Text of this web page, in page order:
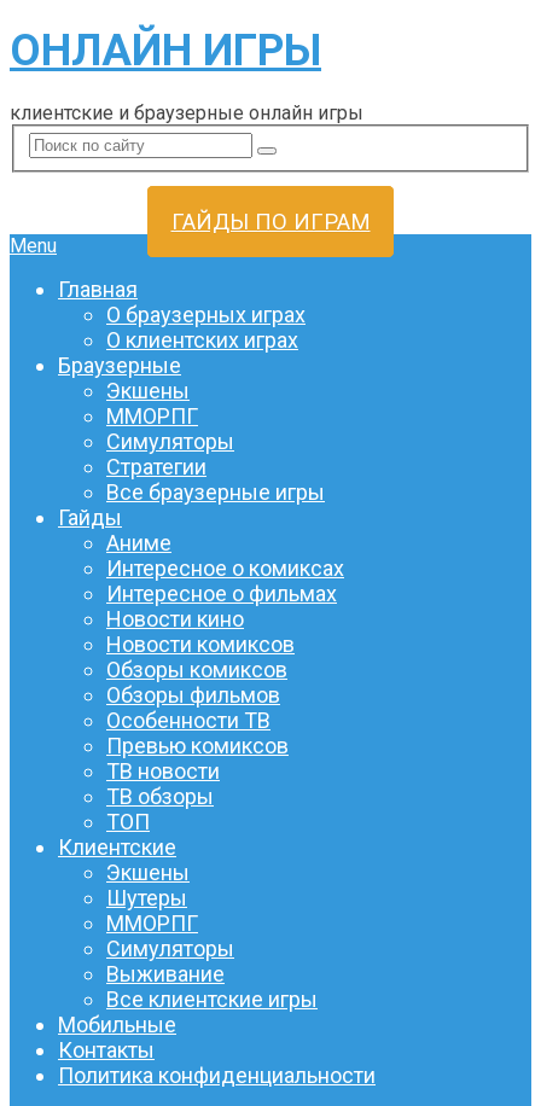
ОНЛАЙН ИГРЫ
клиентские и браузерные онлайн игры
ГАЙДЫ ПО ИГРАМ
Menu
Главная
О браузерных играх
О клиентских играх
Браузерные
Экшены
ММОРПГ
Симуляторы
Стратегии
Все браузерные игры
Гайды
Аниме
Интересное о комиксах
Интересное о фильмах
Новости кино
Новости комиксов
Обзоры комиксов
Обзоры фильмов
Особенности ТВ
Превью комиксов
ТВ новости
ТВ обзоры
ТОП
Клиентские
Экшены
Шутеры
ММОРПГ
Симуляторы
Выживание
Все клиентские игры
Мобильные
Контакты
Политика конфиденциальности